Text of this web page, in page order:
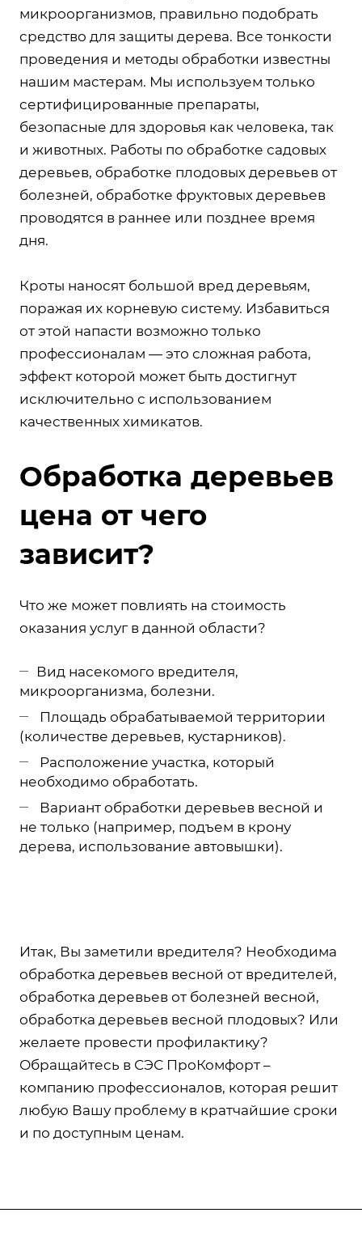
микроорганизмов, правильно подобрать
средство для защиты дерева. Все тонкости
проведения и методы обработки известны
нашим мастерам. Мы используем только
сертифицированные препараты,
безопасные для здоровья как человека, так
и животных. Работы по обработке садовых
деревьев, обработке плодовых деревьев от
болезней, обработке фруктовых деревьев
проводятся в раннее или позднее время
дня.
Кроты наносят большой вред деревьям,
поражая их корневую систему. Избавиться
от этой напасти возможно только
профессионалам — это сложная работа,
эффект которой может быть достигнут
исключительно с использованием
качественных химикатов.
Обработка деревьев
цена от чего
зависит?
Что же может повлиять на стоимость
оказания услуг в данной области?
Вид насекомого вредителя,
микроорганизма, болезни.
Площадь обрабатываемой территории
(количестве деревьев, кустарников).
Расположение участка, который
необходимо обработать.
Вариант обработки деревьев весной и
не только (например, подъем в крону
дерева, использование автовышки).
Итак, Вы заметили вредителя? Необходима
обработка деревьев весной от вредителей,
обработка деревьев от болезней весной,
обработка деревьев весной плодовых? Или
желаете провести профилактику?
Обращайтесь в СЭС ПроКомфорт –
компанию профессионалов, которая решит
любую Вашу проблему в кратчайшие сроки
и по доступным ценам.